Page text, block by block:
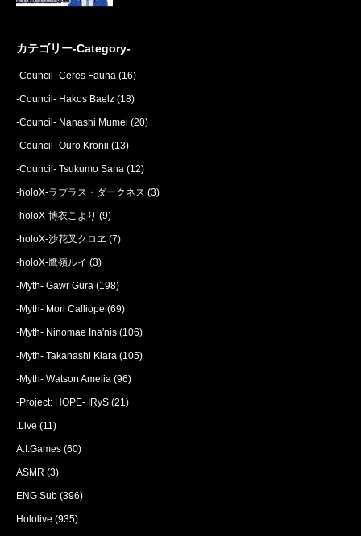
カテゴリー-Category-
-Council- Ceres Fauna (16)
-Council- Hakos Baelz (18)
-Council- Nanashi Mumei (20)
-Council- Ouro Kronii (13)
-Council- Tsukumo Sana (12)
-holoX-ラプラス・ダークネス (3)
-holoX-博衣こより (9)
-holoX-沙花叉クロヱ (7)
-holoX-鷹嶺ルイ (3)
-Myth- Gawr Gura (198)
-Myth- Mori Calliope (69)
-Myth- Ninomae Ina'nis (106)
-Myth- Takanashi Kiara (105)
-Myth- Watson Amelia (96)
-Project: HOPE- IRyS (21)
.Live (11)
A.I.Games (60)
ASMR (3)
ENG Sub (396)
Hololive (935)